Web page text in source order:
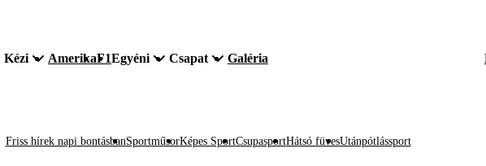
Kézi AmerikaF1Egyéni Csapat Galéria
Friss hírek napi bontásbanSportműsorKépes SportCsupasportHátsó füvesUtánpótlássport